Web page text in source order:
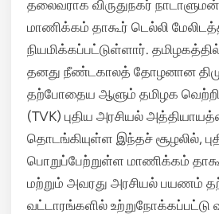
தலைவராக விருதுநகர்
மாணிக்கம் தாகூர் டெல்லி
நியமிக்கப்பட்டுள்ளார்.
தனது நீண்டகாலத் தோழனான
தற்போதைய ஆளும் தமிழக
(TVK) புதிய அரசியல்
தொடங்கியுள்ள இந்தச் சூழலில்,
பொறுப்பேற்றுள்ள மாணிக்கம்
மற்றும் அவரது அரசியல் பயணம்
வட்டாரங்களில் உற்றுநோக்கப்பட்டு